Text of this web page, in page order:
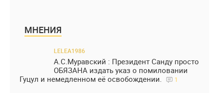
МНЕНИЯ
LELEA1986
А.С.Муравский : Президент Санду просто
ОБЯЗАНА издать указ о помиловании
Гуцул и немедленном её освобождении.
1